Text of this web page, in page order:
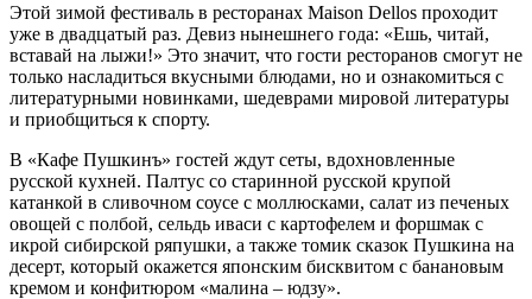
Этой зимой фестиваль в ресторанах Maison Dellos проходит
уже в двадцатый раз. Девиз нынешнего года: «Ешь, читай,
вставай на лыжи!» Это значит, что гости ресторанов смогут не
только насладиться вкусными блюдами, но и ознакомиться с
литературными новинками, шедеврами мировой литературы
и приобщиться к спорту.
В «Кафе Пушкинъ» гостей ждут сеты, вдохновленные
русской кухней. Палтус со старинной русской крупой
катанкой в сливочном соусе с моллюсками, салат из печеных
овощей с полбой, сельдь иваси с картофелем и форшмак с
икрой сибирской ряпушки, а также томик сказок Пушкина на
десерт, который окажется японским бисквитом с банановым
кремом и конфитюром «малина – юдзу».